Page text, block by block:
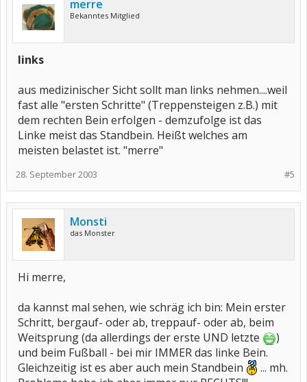
merre
Bekanntes Mitglied
links
aus medizinischer Sicht sollt man links nehmen....weil
fast alle "ersten Schritte" (Treppensteigen z.B.) mit
dem rechten Bein erfolgen - demzufolge ist das
Linke meist das Standbein. Heißt welches am
meisten belastet ist. "merre"
#5
28. September 2003
Monsti
das Monster
Hi merre,
da kannst mal sehen, wie schräg ich bin: Mein erster
Schritt, bergauf- oder ab, treppauf- oder ab, beim
Weitsprung (da allerdings der erste UND letzte
)
und beim Fußball - bei mir IMMER das linke Bein.
Gleichzeitig ist es aber auch mein Standbein
... mh.